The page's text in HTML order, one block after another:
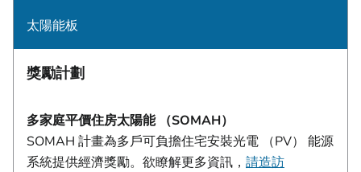
太陽能板
獎勵計劃
多家庭平價住房太陽能 （SOMAH）
SOMAH 計畫為多戶可負擔住宅安裝光電 （PV） 能源
系統提供經濟獎勵。欲瞭解更多資訊， 請造訪